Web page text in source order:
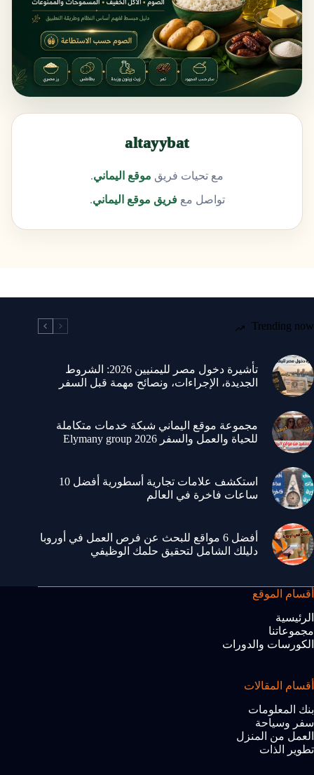
altayybat
مع تحيات فريق موقع اليماني.
تواصل معفريق موقع اليماني.
Trending now
تأشيرة دخول مصر لليمنيين 2026: الشروط
الجديدة، الإجراءات، ونصائح مهمة قبل السفر
مجموعة موقع اليماني شبكة خدمات متكاملة
للحياة والعمل والسفر 2026 Elymany group
استكشف علامات تجارية أسطورية أفضل 10
ساعات فاخرة في العالم
أفضل 6 مواقع للبحث عن فرص العمل في أوروبا
دليلك الشامل لتحقيق حلمك الوظيفي
أقسام الموقع
الرئيسية
مجموعاتنا
الكورسات والدورات
أقسام المقالات
بنك المعلومات
سفر وسياحة
العمل من المنزل
تطوير الذات